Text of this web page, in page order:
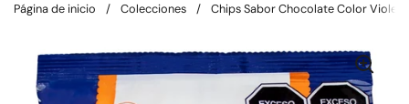
Página de inicio / Colecciones / Chips Sabor Chocolate Color